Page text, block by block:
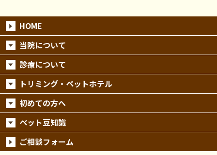
HOME
当院について
診療について
トリミング・ペットホテル
初めての方へ
ペット豆知識
ご相談フォーム